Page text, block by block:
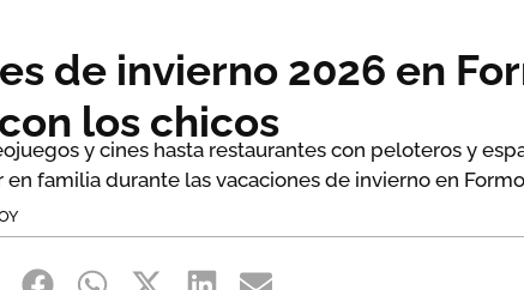
de invierno 2026 en
los chicos
y cines hasta restaurantes con peloteros y
en familia durante las vacaciones de invierno en